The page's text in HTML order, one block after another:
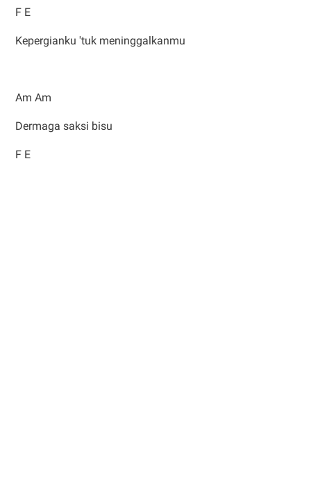
F E
Kepergianku 'tuk meninggalkanmu
Am Am
Dermaga saksi bisu
F E